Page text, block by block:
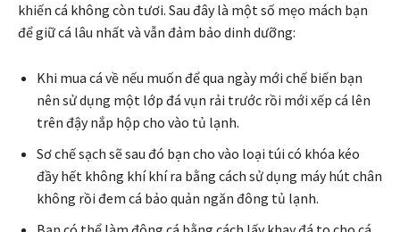
khiến cá không còn tươi. Sau đây là một số mẹo mách bạn
để giữ cá lâu nhất và vẫn đảm bảo dinh dưỡng:
Khi mua cá về nếu muốn để qua ngày mới chế biến bạn
nên sử dụng một lớp đá vụn rải trước rồi mới xếp cá lên
trên đậy nắp hộp cho vào tủ lạnh.
Sơ chế sạch sẽ sau đó bạn cho vào loại túi có khóa kéo
đầy hết không khí khí ra bằng cách sử dụng máy hút chân
không rồi đem cá bảo quản ngăn đông tủ lạnh.